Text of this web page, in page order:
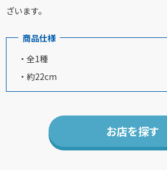
ざいます。
商品仕様
・全1種
・約22cm
お店を探す